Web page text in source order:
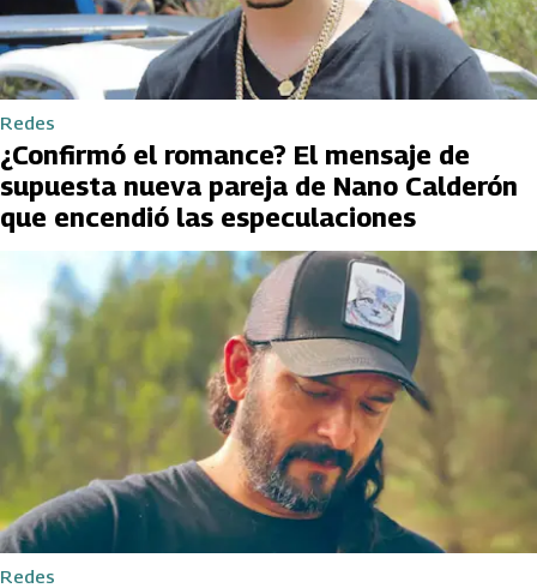
Redes
¿Confirmó el romance? El mensaje de
supuesta nueva pareja de Nano Calderón
que encendió las especulaciones
Redes